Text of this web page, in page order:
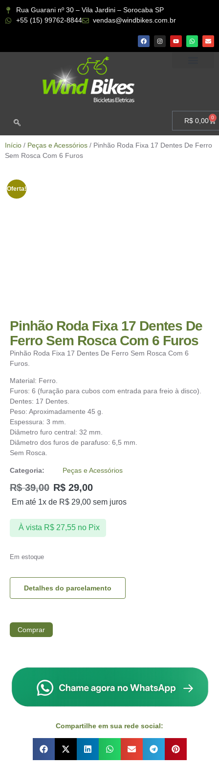
Rua Guarani nº 30 – Vila Jardini – Sorocaba SP
+55 (15) 99762-8844
vendas@windbikes.com.br
R$ 0,00 0
Início / Peças e Acessórios / Pinhão Roda Fixa 17 Dentes De Ferro
Sem Rosca Com 6 Furos
Oferta!
Pinhão Roda Fixa 17 Dentes De
Ferro Sem Rosca Com 6 Furos
Pinhão Roda Fixa 17 Dentes De Ferro Sem Rosca Com 6
Furos.
Material: Ferro.
Furos: 6 (furação para cubos com entrada para freio à disco).
Dentes: 17 Dentes.
Peso: Aproximadamente 45 g.
Espessura: 3 mm.
Diâmetro furo central: 32 mm.
Diâmetro dos furos de parafuso: 6,5 mm.
Sem Rosca.
Categoria: Peças e Acessórios
R$39,00 R$ 29,00
Em até 1x de R$ 29,00 sem juros
À vista R$27,55 no Pix
Em estoque
Detalhes do parcelamento
Comprar
Compartilhe em sua rede social: